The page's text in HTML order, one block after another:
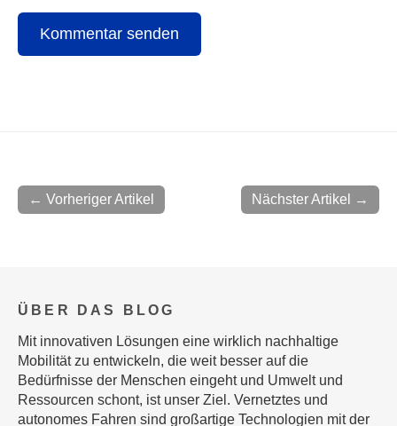
Nächster Artikel →
← Vorheriger Artikel
ÜBER DAS BLOG
Mit innovativen Lösungen eine wirklich nachhaltige
Mobilität zu entwickeln, die weit besser auf die
Bedürfnisse der Menschen eingeht und Umwelt und
Ressourcen schont, ist unser Ziel. Vernetztes und
autonomes Fahren sind großartige Technologien mit der